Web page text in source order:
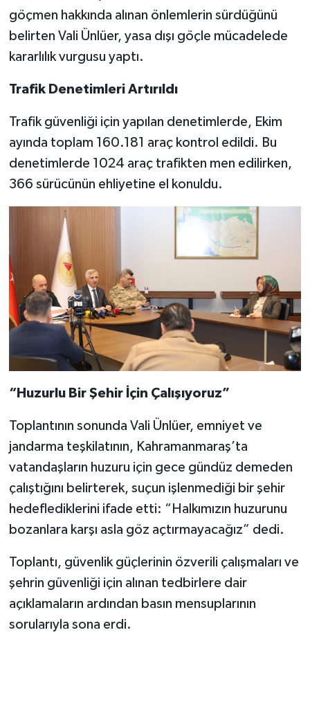
göçmen hakkında alınan önlemlerin sürdüğünü
belirten Vali Ünlüer, yasa dışı göçle mücadelede
kararlılık vurgusu yaptı.
Trafik Denetimleri Artırıldı
Trafik güvenliği için yapılan denetimlerde, Ekim
ayında toplam 160.181 araç kontrol edildi. Bu
denetimlerde 1024 araç trafikten men edilirken,
366 sürücünün ehliyetine el konuldu.
“Huzurlu Bir Şehir İçin Çalışıyoruz”
Toplantının sonunda Vali Ünlüer, emniyet ve
jandarma teşkilatının, Kahramanmaraş’ta
vatandaşların huzuru için gece gündüz demeden
çalıştığını belirterek, suçun işlenmediği bir şehir
hedeflediklerini ifade etti: “Halkımızın huzurunu
bozanlara karşı asla göz açtırmayacağız” dedi.
Toplantı, güvenlik güçlerinin özverili çalışmaları ve
şehrin güvenliği için alınan tedbirlere dair
açıklamaların ardından basın mensuplarının
sorularıyla sona erdi.